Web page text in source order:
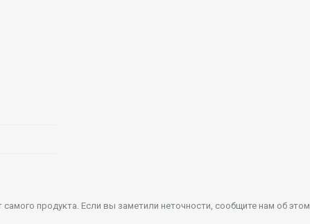
продукта. Если вы заметили неточности, сообщите нам об